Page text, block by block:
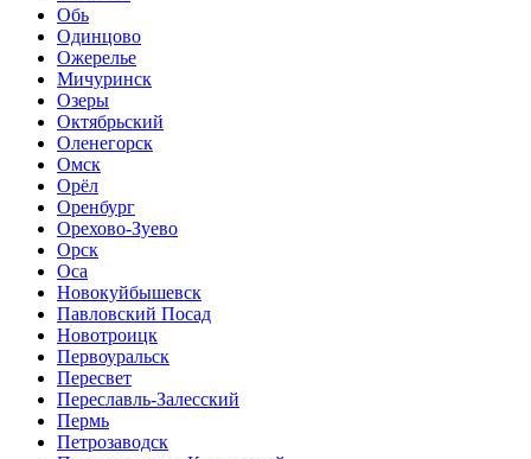
Обь
Одинцово
Ожерелье
Мичуринск
Озеры
Октябрьский
Оленегорск
Омск
Орёл
Оренбург
Орехово-Зуево
Орск
Оса
Новокуйбышевск
Павловский Посад
Новотроицк
Первоуральск
Пересвет
Переславль-Залесский
Пермь
Петрозаводск